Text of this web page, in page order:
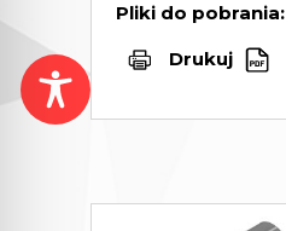
Pliki do pobrania:
Drukuj